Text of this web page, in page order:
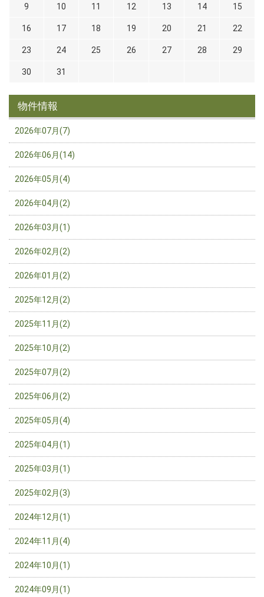
9 10 11 12 13 14 15
16 17 18 19 20 21 22
23 24 25 26 27 28 29
30 31
物件情報
2026年07月(7)
2026年06月(14)
2026年05月(4)
2026年04月(2)
2026年03月(1)
2026年02月(2)
2026年01月(2)
2025年12月(2)
2025年11月(2)
2025年10月(2)
2025年07月(2)
2025年06月(2)
2025年05月(4)
2025年04月(1)
2025年03月(1)
2025年02月(3)
2024年12月(1)
2024年11月(4)
2024年10月(1)
2024年09月(1)